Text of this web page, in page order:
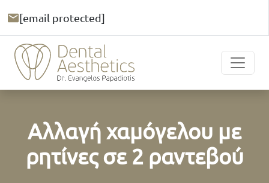
[email protected]
Αλλαγή χαμόγελου με
ρητίνες σε 2 ραντεβού